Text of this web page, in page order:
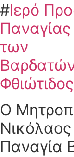
#Ιερό
των
Φθιώτιδος
Ο
Παναγία